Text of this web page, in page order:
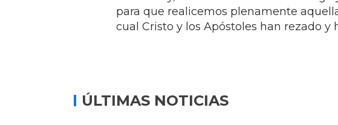
para que realicemos plenamente
cual Cristo y los Apóstoles han rezado y
ÚLTIMAS NOTICIAS